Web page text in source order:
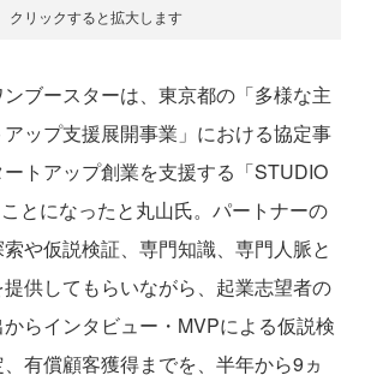
クリックすると拡大します
ブースターは、東京都の「多様な主
ップ支援展開事業」における協定事
トアップ創業を支援する「STUDIO
とになったと丸山氏。パートナーの
や仮説検証、専門知識、専門人脈と
供してもらいながら、起業志望者の
らインタビュー・MVPによる仮説検
有償顧客獲得までを、半年から9ヵ